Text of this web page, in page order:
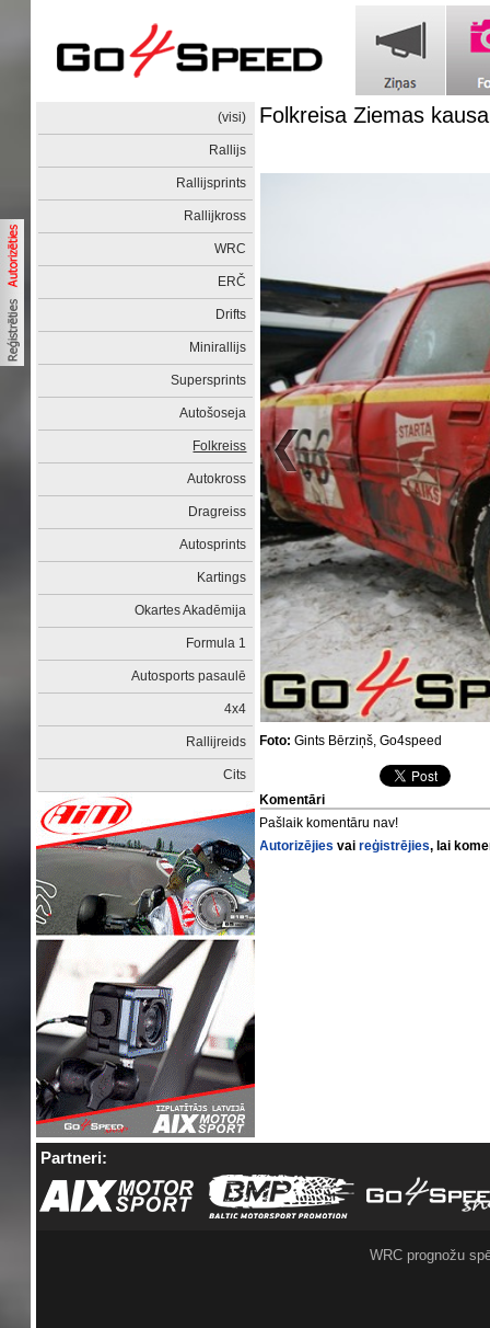
(visi)
Rallijs
Rallijsprints
Rallijkross
WRC
ERČ
Drifts
Minirallijs
Supersprints
Autošoseja
Folkreiss
Autokross
Dragreiss
Autosprints
Kartings
Okartes Akadēmija
Formula 1
Autosports pasaulē
4x4
Rallijreids
Cits
Folkreisa Ziemas
Foto: Gints Bērziņš, Go4speed
Komentāri
Pašlaik komentāru nav!
Autorizējies vaireģistrējies, lai
Partneri:
WRC prognožu